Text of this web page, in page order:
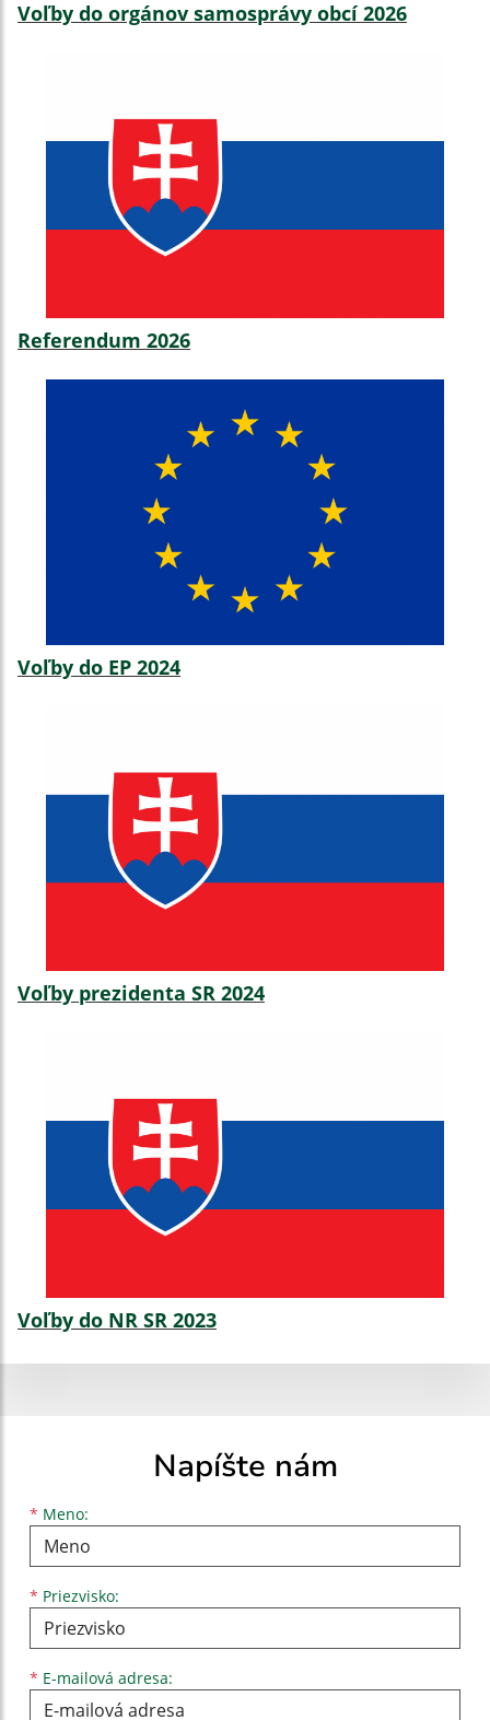
Voľby do orgánov samosprávy obcí 2026
Referendum 2026
Voľby do EP 2024
Voľby prezidenta SR 2024
Voľby do NR SR 2023
Napíšte nám
* Meno:
Meno
* Priezvisko:
Priezvisko
* E-mailová adresa:
E-mailová adresa